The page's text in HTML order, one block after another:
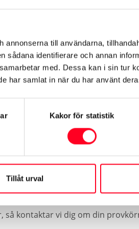
till användarna,
sådana identifierare och annan
med. Dessa kan i sin tur
har samlat in när du har använt
Kakor för statistik
Tillåt urval
körsätt och körförhållanden. Faktisk
så kontaktar vi dig om din